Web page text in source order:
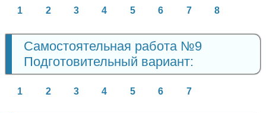
1 2 3 4 5 6 7 8
Самостоятельная работа №9
Подготовительный вариант:
1 2 3 4 5 6 7